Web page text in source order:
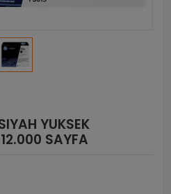
YUKSEK
SAYFA